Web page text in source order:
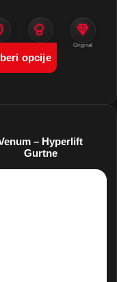
Namjena Original
opcije
– Hyperlift
Gurtne